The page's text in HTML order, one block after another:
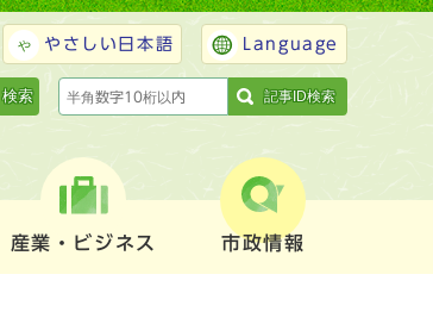
やさしい日本語 Language
検索 記事ID検索
産業・ビジネス 市政情報